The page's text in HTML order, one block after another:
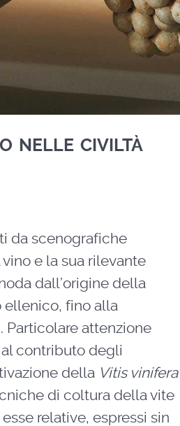
nelle civiltà
da scenografiche
e la sua rilevante
dall’origine della
ellenico, fino alla
Particolare attenzione
contributo degli
della Vitis vinifera
di coltura della vite
relative, espressi sin